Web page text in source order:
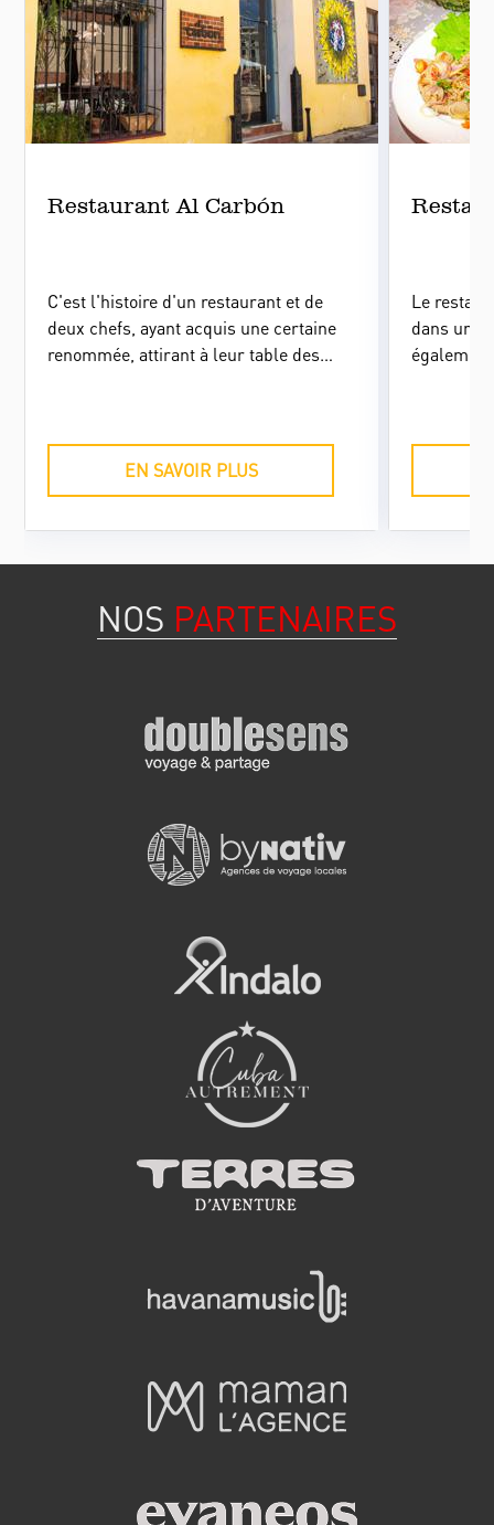
Restaurant Al Carbón
C'est l'histoire d'un restaurant et de
deux chefs, ayant acquis une certaine
renommée, attirant à leur table des
EN SAVOIR PLUS
Le
dans une
NOS PARTENAIRES